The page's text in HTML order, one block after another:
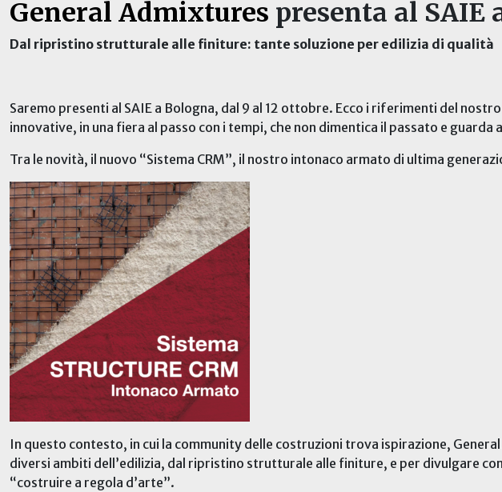
General Admixtures presenta al SAIE
Dal ripristino strutturale alle finiture: tante soluzione per edilizia di qualità
Saremo presenti al SAIE a Bologna, dal 9 al 12 ottobre. Ecco i riferimenti del
innovative, in una fiera al passo con i tempi, che non dimentica il passato e guarda
Tra le novità, il nuovo “Sistema CRM”, il nostro intonaco armato di ultima
In questo contesto, in cui la community delle costruzioni trova ispirazione,
diversi ambiti dell’edilizia, dal ripristino strutturale alle finiture, e per divulgare
“costruire a regola d’arte”.